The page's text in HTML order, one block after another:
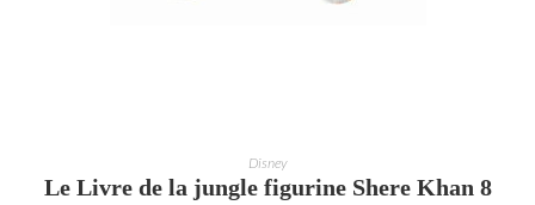
AJOUTER AU PANIER
Disney
Le Livre de la jungle figurine Shere Khan 8